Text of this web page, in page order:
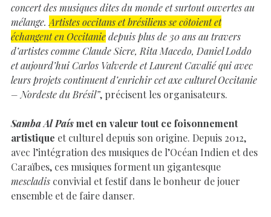
concert des musiques dites du monde et surtout ouvertes au
mélange. Artistes occitans et brésiliens se côtoient et
échangent en Occitaniedepuis plus de 30 ans au travers
d’artistes comme Claude Sicre, Rita Macedo, Daniel Loddo
et aujourd’hui Carlos Valverde et Laurent Cavalié qui avec
leurs projets continuent d’enrichir cet axe culturel Occitanie
– Nordeste du Brésil”, précisent les organisateurs.
Samba Al Paísmet en valeur tout ce foisonnement
artistique et culturel depuis son origine. Depuis 2012,
avec l’intégration des musiques de l’Océan Indien et des
Caraïbes, ces musiques forment un gigantesque
mescladis convivial et festif dans le bonheur de jouer
ensemble et de faire danser.